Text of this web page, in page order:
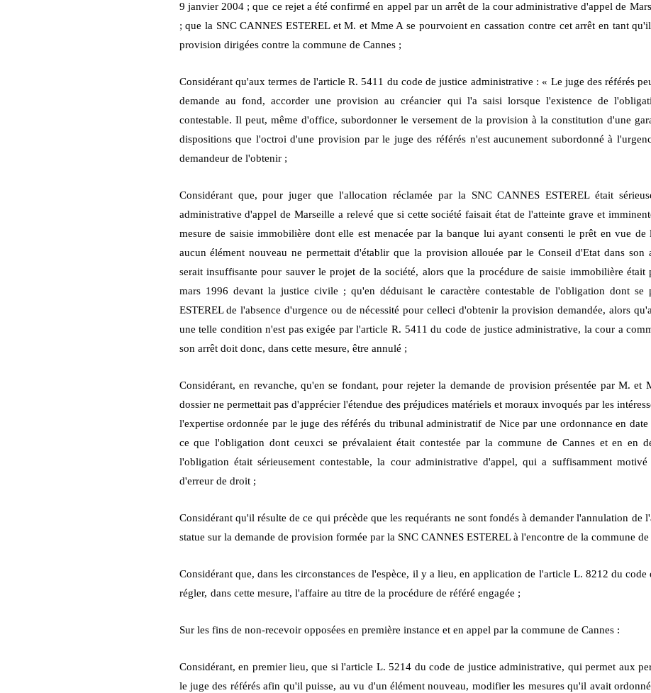
9 janvier 2004 ; que ce rejet a été confirmé en appel par un arrêt de la cour administrative d'appel de
; que la SNC CANNES ESTEREL et M. et Mme A se pourvoient en cassation contre cet arrêt en tant
provision dirigées contre la commune de Cannes ;
Considérant qu'aux termes de l'article R. 5411 du code de justice administrative : « Le juge des référés
demande au fond, accorder une provision au créancier qui l'a saisi lorsque l'existence de
contestable. Il peut, même d'office, subordonner le versement de la provision à la constitution d'une
dispositions que l'octroi d'une provision par le juge des référés n'est aucunement subordonné à
demandeur de l'obtenir ;
Considérant que, pour juger que l'allocation réclamée par la SNC CANNES ESTEREL était
administrative d'appel de Marseille a relevé que si cette société faisait état de l'atteinte grave et
mesure de saisie immobilière dont elle est menacée par la banque lui ayant consenti le prêt en vue
aucun élément nouveau ne permettait d'établir que la provision allouée par le Conseil d'Etat dans son
serait insuffisante pour sauver le projet de la société, alors que la procédure de saisie immobilière était
mars 1996 devant la justice civile ; qu'en déduisant le caractère contestable de l'obligation dont se
ESTEREL de l'absence d'urgence ou de nécessité pour celleci d'obtenir la provision demandée, alors
une telle condition n'est pas exigée par l'article R. 5411 du code de justice administrative, la cour a
son arrêt doit donc, dans cette mesure, être annulé ;
Considérant, en revanche, qu'en se fondant, pour rejeter la demande de provision présentée par M. et
dossier ne permettait pas d'apprécier l'étendue des préjudices matériels et moraux invoqués par les
l'expertise ordonnée par le juge des référés du tribunal administratif de Nice par une ordonnance en
ce que l'obligation dont ceuxci se prévalaient était contestée par la commune de Cannes et en en
l'obligation était sérieusement contestable, la cour administrative d'appel, qui a suffisamment
d'erreur de droit ;
Considérant qu'il résulte de ce qui précède que les requérants ne sont fondés à demander l'annulation de
statue sur la demande de provision formée par la SNC CANNES ESTEREL à l'encontre de la commune de
Considérant que, dans les circonstances de l'espèce, il y a lieu, en application de l'article L. 8212 du
régler, dans cette mesure, l'affaire au titre de la procédure de référé engagée ;
Sur les fins de non-recevoir opposées en première instance et en appel par la commune de Cannes :
Considérant, en premier lieu, que si l'article L. 5214 du code de justice administrative, qui permet aux
le juge des référés afin qu'il puisse, au vu d'un élément nouveau, modifier les mesures qu'il avait